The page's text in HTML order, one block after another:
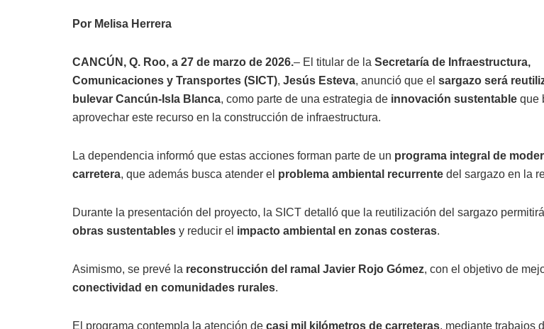
Por Melisa Herrera
CANCÚN, Q. Roo, a 27 de marzo de 2026.– El titular de la Secretaría de Infraestructura,
Comunicaciones y Transportes (SICT), Jesús Esteva, anunció que el sargazo será
bulevar Cancún-Isla Blanca, como parte de una estrategia de innovación sustentable que
aprovechar este recurso en la construcción de infraestructura.
La dependencia informó que estas acciones forman parte de un programa integral de
carretera, que además busca atender el problema ambiental recurrente del sargazo en la
Durante la presentación del proyecto, la SICT detalló que la reutilización del sargazo
obras sustentables y reducir el impacto ambiental en zonas costeras.
Asimismo, se prevé la reconstrucción del ramal Javier Rojo Gómez, con el objetivo de
conectividad en comunidades rurales.
El programa contempla la atención de casi mil kilómetros de carreteras, mediante trabajos